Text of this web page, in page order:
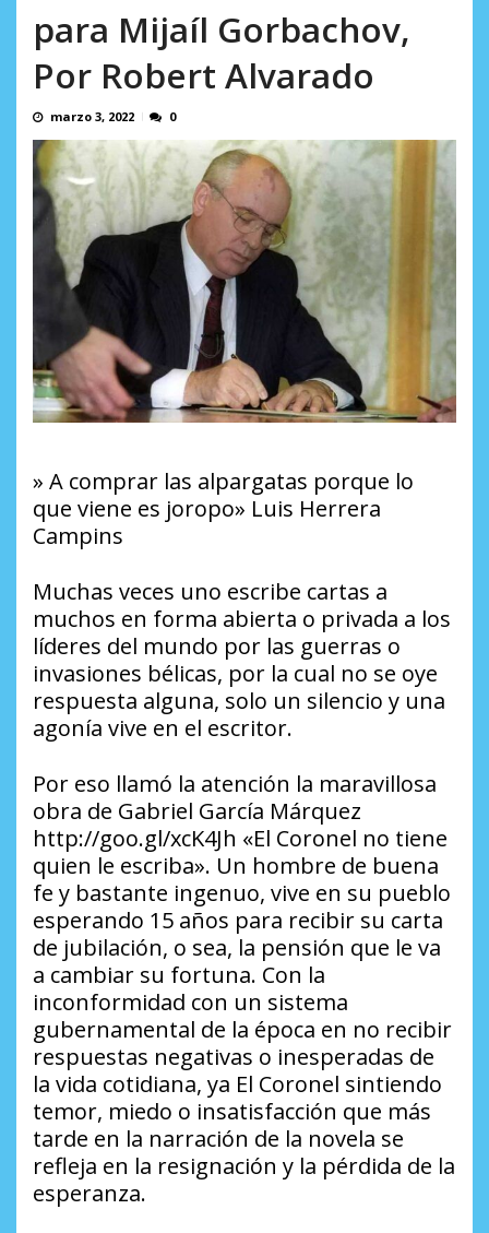
para Mijaíl Gorbachov,
Por Robert Alvarado
marzo 3, 2022 0
» A comprar las alpargatas porque lo
que viene es joropo» Luis Herrera
Campins
Muchas veces uno escribe cartas a
muchos en forma abierta o privada a los
líderes del mundo por las guerras o
invasiones bélicas, por la cual no se oye
respuesta alguna, solo un silencio y una
agonía vive en el escritor.
Por eso llamó la atención la maravillosa
obra de Gabriel García Márquez
http://goo.gl/xcK4Jh «El Coronel no tiene
quien le escriba». Un hombre de buena
fe y bastante ingenuo, vive en su pueblo
esperando 15 años para recibir su carta
de jubilación, o sea, la pensión que le va
a cambiar su fortuna. Con la
inconformidad con un sistema
gubernamental de la época en no recibir
respuestas negativas o inesperadas de
la vida cotidiana, ya El Coronel sintiendo
temor, miedo o insatisfacción que más
tarde en la narración de la novela se
refleja en la resignación y la pérdida de la
esperanza.